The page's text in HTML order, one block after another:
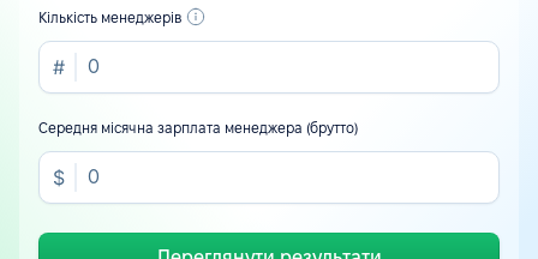
Кількість менеджерів
Середня місячна зарплата менеджера (брутто)